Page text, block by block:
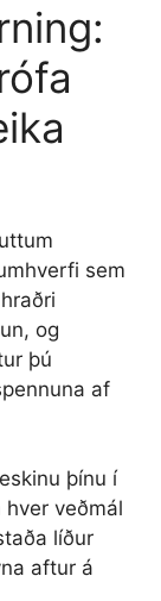
sem
og
þú
af
þínu í
veðmál
líður
aftur á